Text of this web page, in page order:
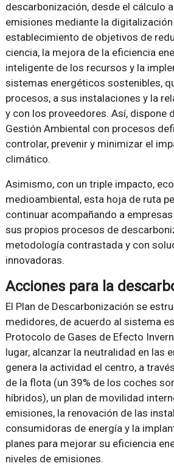
descarbonización, desde el cálculo
emisiones mediante la
establecimiento de objetivos de
ciencia, la mejora de la eficiencia
inteligente de los recursos y la
sistemas energéticos sostenibles,
procesos, a sus instalaciones y la
y con los proveedores. Así, dispone
Gestión Ambiental con procesos
controlar, prevenir y minimizar el
climático.
Asimismo, con un triple impacto,
medioambiental, esta hoja de ruta
continuar acompañando a
sus propios procesos de
metodología contrastada y con
innovadoras.
Acciones para la
El Plan de Descarbonización se
medidores, de acuerdo al sistema
Protocolo de Gases de Efecto
lugar, alcanzar la neutralidad en las
genera la actividad el centro, a
de la flota (un 39% de los coches
híbridos), un plan de movilidad
emisiones, la renovación de las
consumidoras de energía y la
planes para mejorar su eficiencia
niveles de emisiones.